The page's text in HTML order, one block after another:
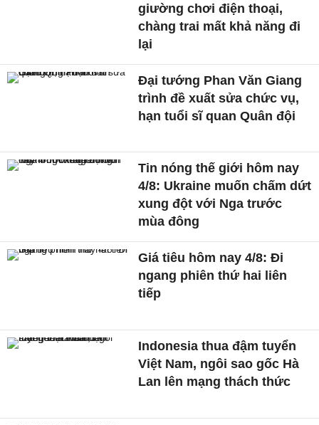
giường chơi điện thoại,
chàng trai mất khả năng đi
lại
Đại tướng Phan Văn Giang
trình đề xuất sửa chức vụ,
hạn tuổi sĩ quan Quân đội
Tin nóng thế giới hôm nay
4/8: Ukraine muốn chấm dứt
xung đột với Nga trước
mùa đông
Giá tiêu hôm nay 4/8: Đi
ngang phiên thứ hai liên
tiếp
Indonesia thua đậm tuyển
Việt Nam, ngôi sao gốc Hà
Lan lên mạng thách thức